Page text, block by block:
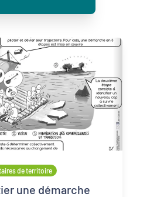
de territoire
une démarche